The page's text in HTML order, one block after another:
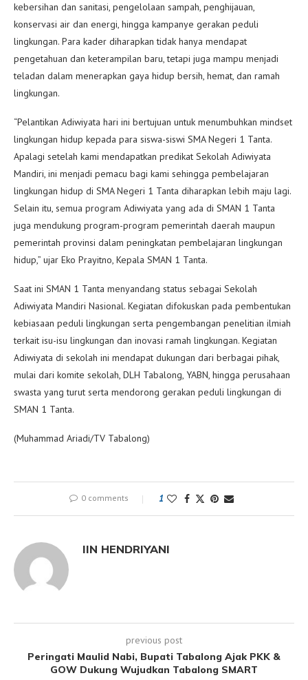
kebersihan dan sanitasi, pengelolaan sampah, penghijauan,
konservasi air dan energi, hingga kampanye gerakan peduli
lingkungan. Para kader diharapkan tidak hanya mendapat
pengetahuan dan keterampilan baru, tetapi juga mampu menjadi
teladan dalam menerapkan gaya hidup bersih, hemat, dan ramah
lingkungan.
“Pelantikan Adiwiyata hari ini bertujuan untuk menumbuhkan mindset
lingkungan hidup kepada para siswa-siswi SMA Negeri 1 Tanta.
Apalagi setelah kami mendapatkan predikat Sekolah Adiwiyata
Mandiri, ini menjadi pemacu bagi kami sehingga pembelajaran
lingkungan hidup di SMA Negeri 1 Tanta diharapkan lebih maju lagi.
Selain itu, semua program Adiwiyata yang ada di SMAN 1 Tanta
juga mendukung program-program pemerintah daerah maupun
pemerintah provinsi dalam peningkatan pembelajaran lingkungan
hidup,” ujar Eko Prayitno, Kepala SMAN 1 Tanta.
Saat ini SMAN 1 Tanta menyandang status sebagai Sekolah
Adiwiyata Mandiri Nasional. Kegiatan difokuskan pada pembentukan
kebiasaan peduli lingkungan serta pengembangan penelitian ilmiah
terkait isu-isu lingkungan dan inovasi ramah lingkungan. Kegiatan
Adiwiyata di sekolah ini mendapat dukungan dari berbagai pihak,
mulai dari komite sekolah, DLH Tabalong, YABN, hingga perusahaan
swasta yang turut serta mendorong gerakan peduli lingkungan di
SMAN 1 Tanta.
(Muhammad Ariadi/TV Tabalong)
0 comments 1
IIN HENDRIYANI
previous post
Peringati Maulid Nabi, Bupati Tabalong Ajak PKK &
GOW Dukung Wujudkan Tabalong SMART